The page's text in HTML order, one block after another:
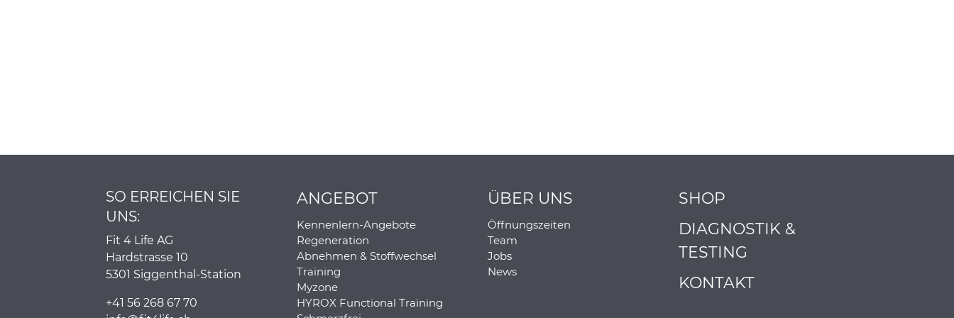
ANGEBOT
Kennenlern-Angebote
Regeneration
Abnehmen & Stoffwechsel
Training
Myzone
HYROX Functional Training
SHOP
DIAGNOSTIK &
TESTING
KONTAKT
ÜBER UNS
Öffnungszeiten
Team
Jobs
News
SO ERREICHEN SIE
UNS:
Fit 4 Life AG
Hardstrasse 10
5301 Siggenthal-Station
+41 56 268 67 70